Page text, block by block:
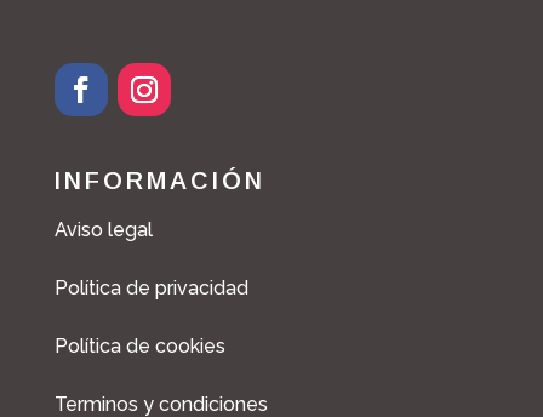
INFORMACIÓN
Aviso legal
Política de privacidad
Política de cookies
Terminos y condiciones